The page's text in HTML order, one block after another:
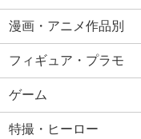
漫画・アニメ作品別
フィギュア・プラモ
ゲーム
特撮・ヒーロー